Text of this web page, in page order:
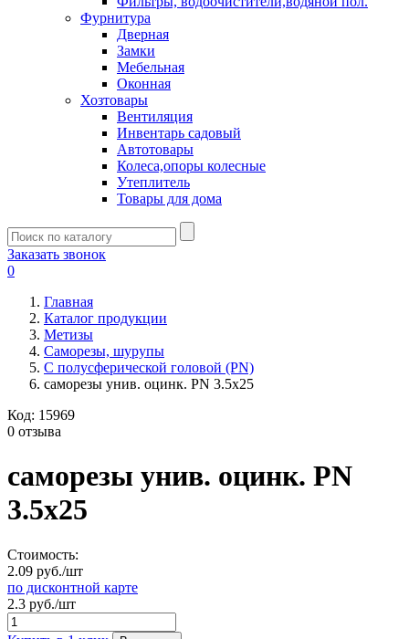
Фурнитура
Дверная
Замки
Мебельная
Оконная
Хозтовары
Вентиляция
Инвентарь садовый
Автотовары
Колеса,опоры колесные
Утеплитель
Товары для дома
Заказать звонок
0
Главная
Каталог продукции
Метизы
Саморезы, шурупы
С полусферической головой (PN)
саморезы унив. оцинк. PN 3.5х25
Код: 15969
0 отзыва
саморезы унив. оцинк. PN
3.5х25
Стоимость:
2.09 руб./шт
по дисконтной карте
2.3 руб./шт